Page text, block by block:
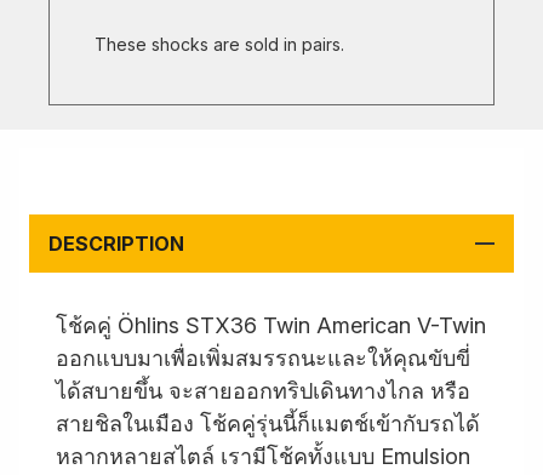
These shocks are sold in pairs.
DESCRIPTION
โช้คคู่ Öhlins STX36 Twin American V-Twin
ออกแบบมาเพื่อเพิ่มสมรรถนะและให้คุณขับขี่
ได้สบายขึ้น จะสายออกทริปเดินทางไกล หรือ
สายชิลในเมือง โช้คคู่รุ่นนี้ก็แมตช์เข้ากับรถได้
หลากหลายสไตล์ เรามีโช้คทั้งแบบ Emulsion